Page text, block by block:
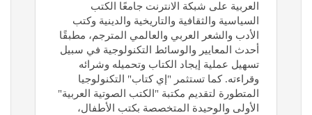
العربية على شبكة الانترنت جامعًا الكتب
السياسية والثقافية والتاريخية والدينية وكتب
الأدب والشعر العربي والعالمي المترجم، مطبقًا
أحدث المعايير والوسائط التكنولوجية في سبيل
تسهيل عملية إيجاد الكتاب وتحميله وشرائه
وقراءته. كما تستثمر "إي كتاب" التكنولوجيا
المتطورة لتقديم مكتبة "الكتب الصوتية العربية"
الأولى والوحيدة المتخصصة بكتب الأطفال،